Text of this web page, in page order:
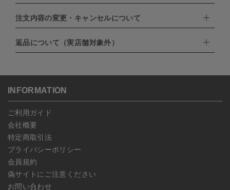
・クレジットカード（VISA,mastercard,JCB,AMERICAN
EXPRESS,Diners Club）
・PayPay
・NP後払い
配達業者：日本郵便
北海道：1,400円
沖縄：1,400円
注文内容の変更・キャンセルについて
ご注文日当日から翌日のAM9:00までにご連絡頂いた場合はキャン
セルは可能です。
ンセルしていただいた後、ご希望の商品のみ再度ご注文お願いしま
予約商品など一部キャンセルが出来ない場合がございます。あらか
じめご了承ください。
返品について（実店舗対象外）
こちらよりご依頼ください。
INFORMATION
ご利用ガイド
会社概要
特定商取引法
プライバシーポリシー
会員規約
偽サイトにご注意ください
お問い合わせ